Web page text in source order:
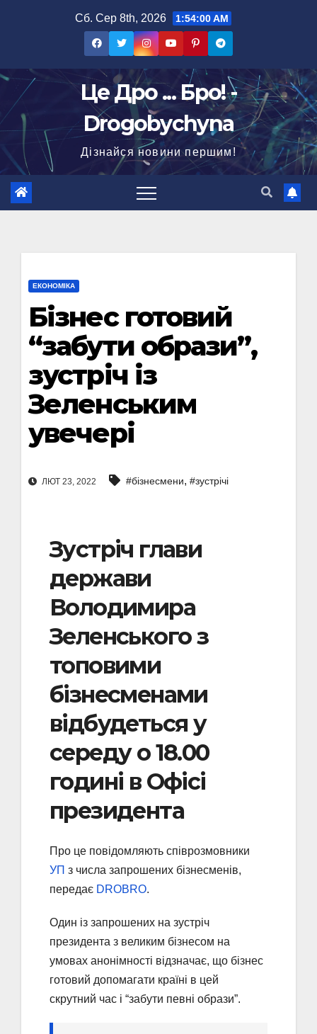
Сб. Сер 8th, 2026 1:54:01 AM
Це Дро ... Бро! -
Drogobychyna
Дізнайся новини першим!
ЕКОНОМІКА
Бізнес готовий
“забути образи”,
зустріч із
Зеленським
увечері
ЛЮТ 23, 2022 #бізнесмени, #зустрічі
Зустріч глави
держави
Володимира
Зеленського з
топовими
бізнесменами
відбудеться у
середу о 18.00
годині в Офісі
президента
Про це повідомляють співрозмовники
УП з числа запрошених бізнесменів,
передає DROBRO.
Один із запрошених на зустріч
президента з великим бізнесом на
умовах анонімності відзначає, що бізнес
готовий допомагати країні в цей
скрутний час і “забути певні образи”.